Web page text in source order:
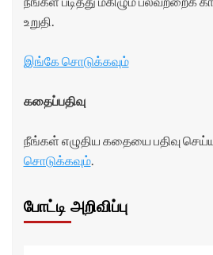
உறுதி.
இங்கே சொடுக்கவும்
கதைப்பதிவு
நீங்கள் எழுதிய கதையை பதிவு
சொடுக்கவும்.
போட்டி அறிவிப்பு